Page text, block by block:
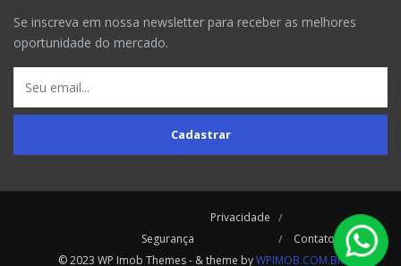
Se inscreva em nossa newsletter para receber as melhores
oportunidade do mercado.
Cadastrar
© 2023 WP Imob Themes - & theme byWPIMOB.COM.BR
Privacidade
Segurança
Contatos